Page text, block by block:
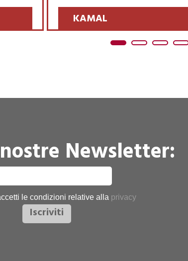
BARON
Newsletter:
le condizioni relative alla privacy